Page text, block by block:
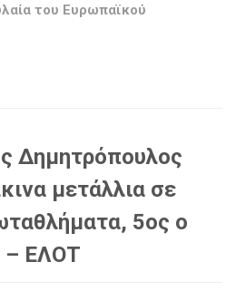
του Ευρωπαϊκού
Δημητρόπουλος
μετάλλια σε
5ος ο
– ΕΛΟΤ